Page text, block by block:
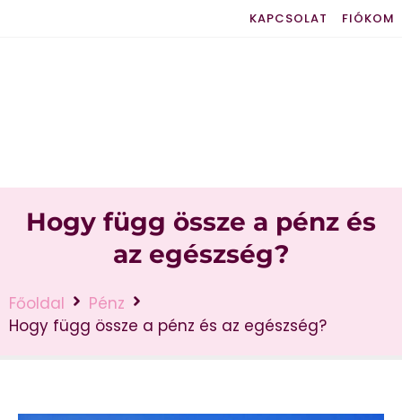
KAPCSOLAT FIÓKOM
Hogy függ össze a pénz és
az egészség?
Főoldal
Pénz
Hogy függ össze a pénz és az egészség?